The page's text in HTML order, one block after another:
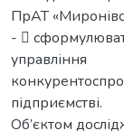
ПрАТ
- 
управління
підприємстві.
Об’єктом